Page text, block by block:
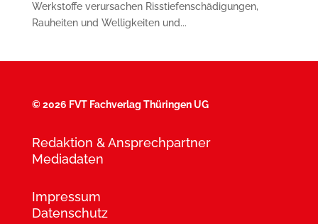
Werkstoffe verursachen Risstiefen­schädigungen,
Rauheiten und Wellig­keiten und...
©2026 FVT Fachverlag Thüringen UG
Redaktion & Ansprechpartner
Mediadaten
Impressum
Datenschutz